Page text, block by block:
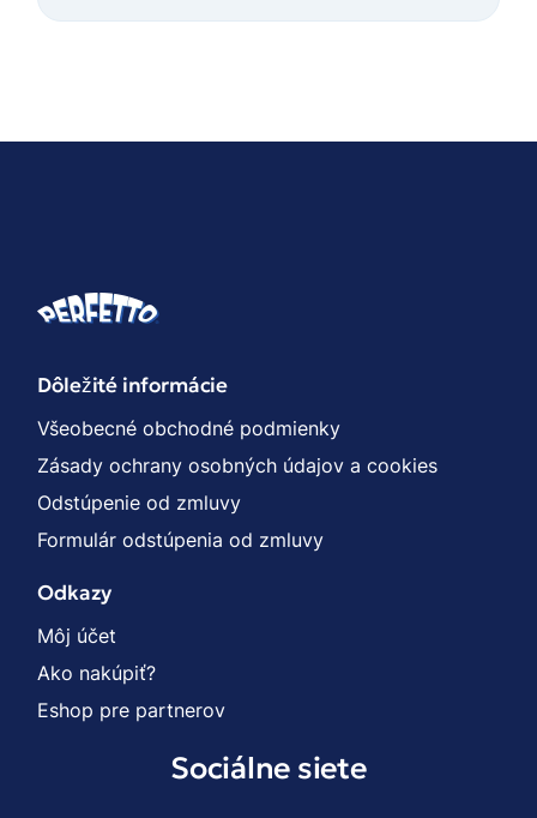
Dôležité informácie
Všeobecné obchodné podmienky
Zásady ochrany osobných údajov a cookies
Odstúpenie od zmluvy
Formulár odstúpenia od zmluvy
Odkazy
Môj účet
Ako nakúpiť?
Eshop pre partnerov
Sociálne siete